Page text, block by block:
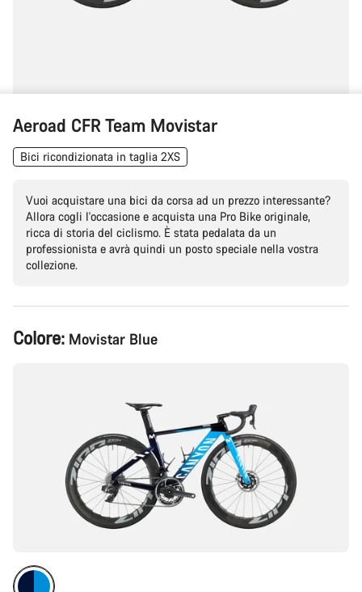
Aeroad CFR Team Movistar
Bici ricondizionata in taglia 2XS
Vuoi acquistare una bici da corsa ad un prezzo interessante?
Allora cogli l'occasione e acquista una Pro Bike originale,
ricca di storia del ciclismo. È stata pedalata da un
professionista e avrà quindi un posto speciale nella vostra
collezione.
Configurazione
del
Colore: Movistar Blue